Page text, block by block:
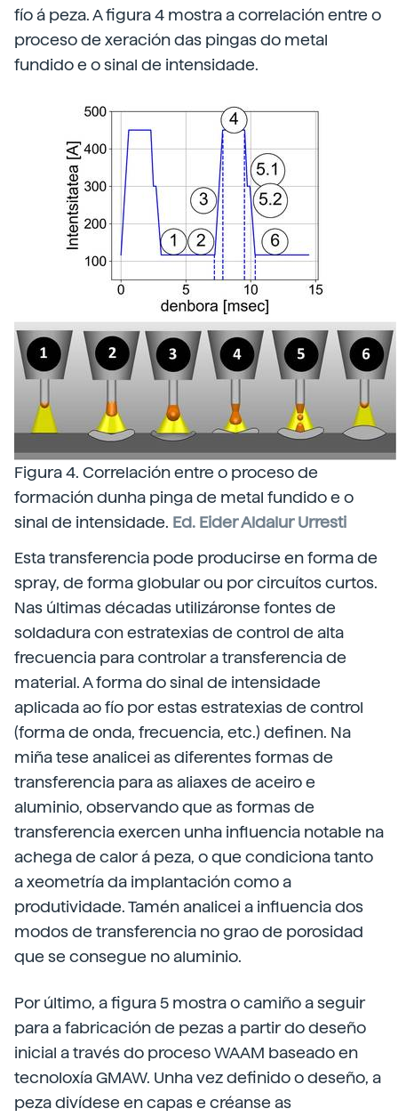
fío á peza. A figura 4 mostra a correlación entre o
proceso de xeración das pingas do metal
fundido e o sinal de intensidade.
Figura 4. Correlación entre o proceso de
formación dunha pinga de metal fundido e o
sinal de intensidade. Ed. Eider Aldalur Urresti
Esta transferencia pode producirse en forma de
spray, de forma globular ou por circuítos curtos.
Nas últimas décadas utilizáronse fontes de
soldadura con estratexias de control de alta
frecuencia para controlar a transferencia de
material. A forma do sinal de intensidade
aplicada ao fío por estas estratexias de control
(forma de onda, frecuencia, etc.) definen. Na
miña tese analicei as diferentes formas de
transferencia para as aliaxes de aceiro e
aluminio, observando que as formas de
transferencia exercen unha influencia notable na
achega de calor á peza, o que condiciona tanto
a xeometría da implantación como a
produtividade. Tamén analicei a influencia dos
modos de transferencia no grao de porosidad
que se consegue no aluminio.
Por último, a figura 5 mostra o camiño a seguir
para a fabricación de pezas a partir do deseño
inicial a través do proceso WAAM baseado en
tecnoloxía GMAW. Unha vez definido o deseño, a
peza divídese en capas e créanse as